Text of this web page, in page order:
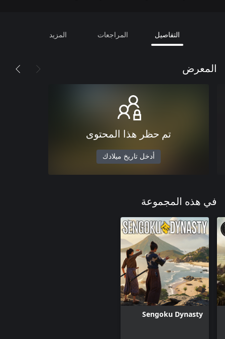
التفاصيل المراجعات المزيد
المعرض
تم حظر هذا المحتوى
أدخل تاريخ ميلادك
في هذه المجموعة
Sengoku Dynasty